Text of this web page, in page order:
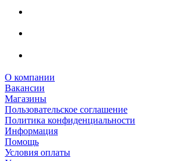
О компании
Вакансии
Магазины
Пользовательское соглашение
Политика конфиденциальности
Информация
Помощь
Условия оплаты